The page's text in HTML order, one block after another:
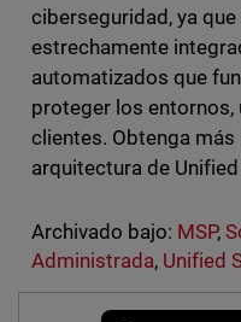
ciberseguridad, ya
estrechamente
automatizados que
proteger los
clientes. Obtenga
arquitectura de
Archivado bajo: MSP,
Administrada, Unified